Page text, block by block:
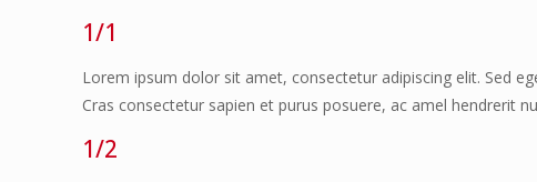
1/1
Lorem ipsum dolor sit amet, consectetur adipiscing elit. Sed
Cras consectetur sapien et purus posuere, ac amel hendrerit
1/2